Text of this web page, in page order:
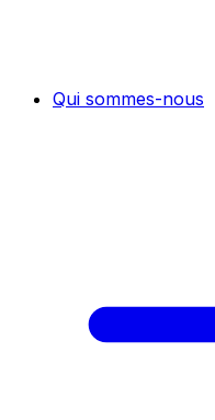
Qui sommes-nous